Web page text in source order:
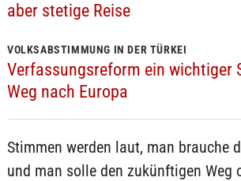
aber stetige Reise
VOLKSABSTIMMUNG IN DER TÜRKEI
Verfassungsreform ein wichtiger
Weg nach Europa
Stimmen werden laut, man brauche
und man solle den zukünftigen Weg